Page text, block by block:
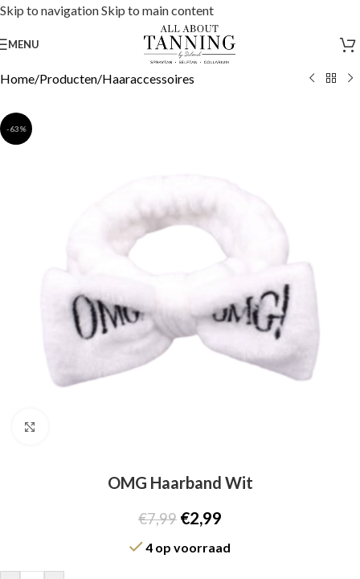
Skip to navigationSkip to main content
MENU
Home/Producten/Haaraccessoires
-63%
OMG Haarband Wit
€7,99 €2,99
4 op voorraad